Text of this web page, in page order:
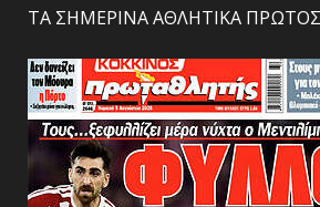
ΤΑ ΣΗΜΕΡΙΝΑ ΑΘΛΗΤΙΚΑ